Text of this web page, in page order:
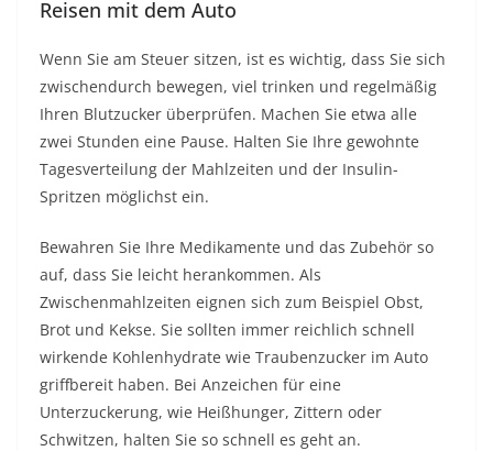
Reisen mit dem Auto
Wenn Sie am Steuer sitzen, ist es wichtig, dass Sie sich
zwischendurch bewegen, viel trinken und regelmäßig
Ihren Blutzucker überprüfen. Machen Sie etwa alle
zwei Stunden eine Pause. Halten Sie Ihre gewohnte
Tagesverteilung der Mahlzeiten und der Insulin-
Spritzen möglichst ein.
Bewahren Sie Ihre Medikamente und das Zubehör so
auf, dass Sie leicht herankommen. Als
Zwischenmahlzeiten eignen sich zum Beispiel Obst,
Brot und Kekse. Sie sollten immer reichlich schnell
wirkende Kohlenhydrate wie Traubenzucker im Auto
griffbereit haben. Bei Anzeichen für eine
Unterzuckerung, wie Heißhunger, Zittern oder
Schwitzen, halten Sie so schnell es geht an.